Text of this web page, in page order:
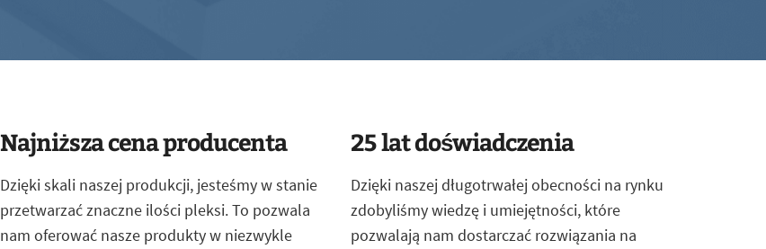
Najniższa cena producenta
Dzięki skali naszej produkcji, jesteśmy w stanie
przetwarzać znaczne ilości pleksi. To pozwala
nam oferować nasze produkty w niezwykle
25 lat doświadczenia
Dzięki naszej długotrwałej obecności na rynku
zdobyliśmy wiedzę i umiejętności, które
pozwalają nam dostarczać rozwiązania na